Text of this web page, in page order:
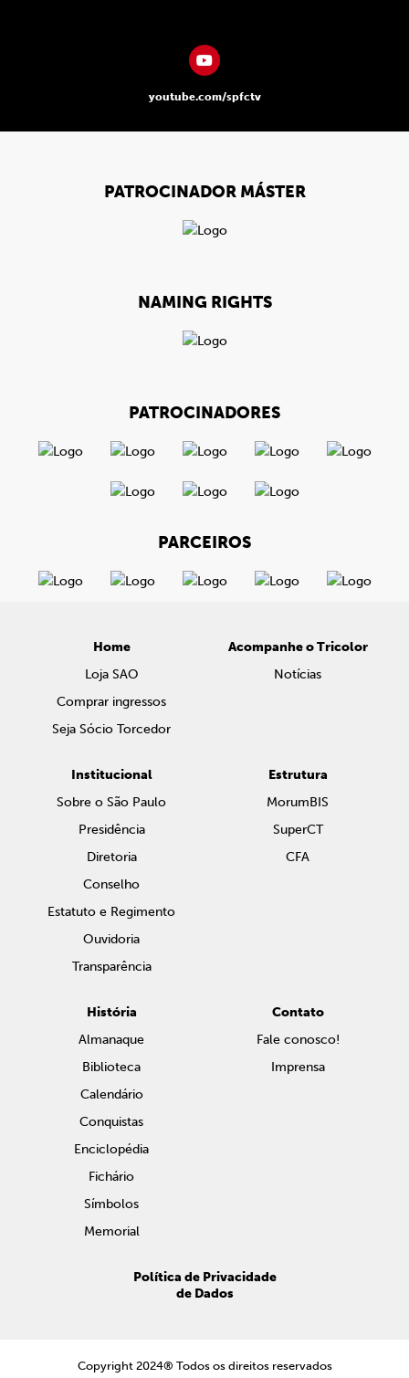
youtube.com/spfctv
PATROCINADOR MÁSTER
NAMING RIGHTS
PATROCINADORES
PARCEIROS
Home
Loja SAO
Comprar ingressos
Seja Sócio Torcedor
Acompanhe o Tricolor
Notícias
Institucional
Sobre o São Paulo
Presidência
Diretoria
Conselho
Estatuto e Regimento
Ouvidoria
Transparência
Estrutura
MorumBIS
SuperCT
CFA
História
Almanaque
Biblioteca
Calendário
Conquistas
Enciclopédia
Fichário
Símbolos
Memorial
Contato
Fale conosco!
Imprensa
Política de Privacidade
de Dados
Copyright 2024® Todos os direitos reservados